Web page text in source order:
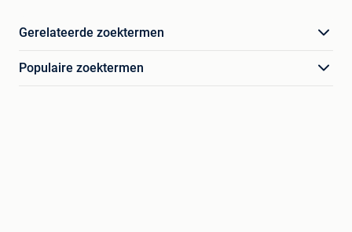
Gerelateerde zoektermen
Populaire zoektermen